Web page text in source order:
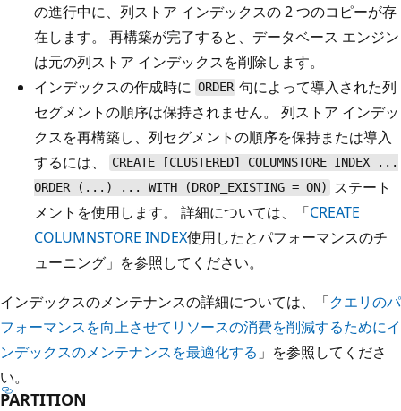
の進行中に、列ストア インデックスの 2 つのコピーが存
在します。 再構築が完了すると、データベース エンジン
は元の列ストア インデックスを削除します。
インデックスの作成時に ORDER 句によって導入された列
セグメントの順序は保持されません。 列ストア インデッ
クスを再構築し、列セグメントの順序を保持または導入
するには、
CREATE [CLUSTERED] COLUMNSTORE INDEX ...
ORDER (...) ... WITH (DROP_EXISTING = ON)
ステート
メントを使用します。 詳細については、「CREATE
COLUMNSTORE INDEX使用したとパフォーマンスのチ
ューニング」を参照してください。
インデックスのメンテナンスの詳細については、「クエリのパ
フォーマンスを向上させてリソースの消費を削減するためにイ
ンデックスのメンテナンスを最適化する 」を参照してくださ
い。
PARTITION